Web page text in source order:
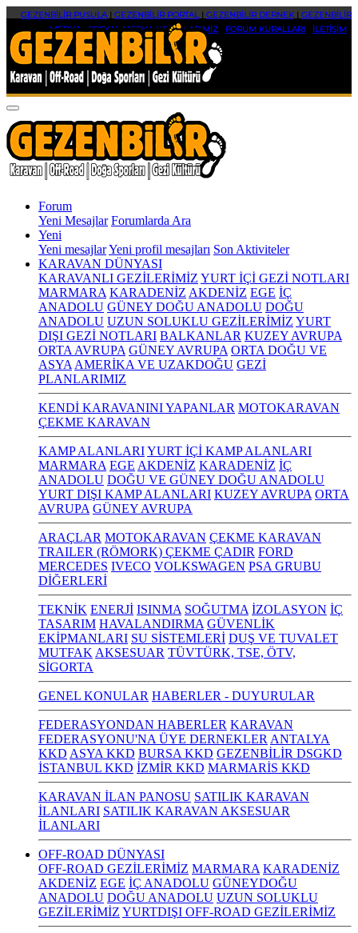
GEZENBİLİR PUSULA| GEZENBİLİR PORTAL| GEZENBİLİR DERNEK| GEZENBİLİR
MEDYA|SOSYAL MEDYA HESAPLARIMIZ FORUM KURALLARI İLETİŞİM
Forum
Yeni Mesajlar Forumlarda Ara
Yeni
Yeni mesajlarYeni profil mesajları Son Aktiviteler
KARAVAN DÜNYASI
KARAVANLI GEZİLERİMİZ YURT İÇİ GEZİ NOTLARI
MARMARA KARADENİZ AKDENİZ EGE İÇ
ANADOLU GÜNEY DOĞU ANADOLU DOĞU
ANADOLU UZUN SOLUKLU GEZİLERİMİZ YURT
DIŞI GEZİ NOTLARI BALKANLAR KUZEY AVRUPA
ORTA AVRUPA GÜNEY AVRUPA ORTA DOĞU VE
ASYA AMERİKA VE UZAKDOĞU GEZİ
PLANLARIMIZ
KENDİ KARAVANINI YAPANLAR MOTOKARAVAN
ÇEKME KARAVAN
KAMP ALANLARIYURT İÇİ KAMP ALANLARI
MARMARA EGE AKDENİZ KARADENİZ İÇ
ANADOLU DOĞU VE GÜNEY DOĞU ANADOLU
YURT DIŞI KAMP ALANLARI KUZEY AVRUPA ORTA
AVRUPA GÜNEY AVRUPA
ARAÇLAR MOTOKARAVAN ÇEKME KARAVAN
TRAILER (RÖMORK) ÇEKME ÇADIR FORD
MERCEDES IVECO VOLKSWAGEN PSA GRUBU
DİĞERLERİ
TEKNİK ENERJİ ISINMA SOĞUTMA İZOLASYON İÇ
TASARIM HAVALANDIRMA GÜVENLİK
EKİPMANLARI SU SİSTEMLERİ DUŞ VE TUVALET
MUTFAK AKSESUAR TÜVTÜRK, TSE, ÖTV,
SİGORTA
GENEL KONULAR HABERLER - DUYURULAR
FEDERASYONDAN HABERLER KARAVAN
FEDERASYONU'NA ÜYE DERNEKLER ANTALYA
KKD ASYA KKD BURSA KKD GEZENBİLİR DSGKD
İSTANBUL KKD İZMİR KKD MARMARİS KKD
KARAVAN İLAN PANOSU SATILIK KARAVAN
İLANLARI SATILIK KARAVAN AKSESUAR
İLANLARI
OFF-ROAD DÜNYASI
OFF-ROAD GEZİLERİMİZ MARMARA KARADENİZ
AKDENİZ EGE İÇ ANADOLU GÜNEYDOĞU
ANADOLU DOĞU ANADOLU UZUN SOLUKLU
GEZİLERİMİZ YURTDIŞI OFF-ROAD GEZİLERİMİZ